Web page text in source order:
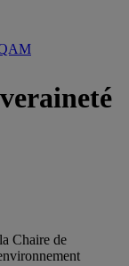
Chaire de